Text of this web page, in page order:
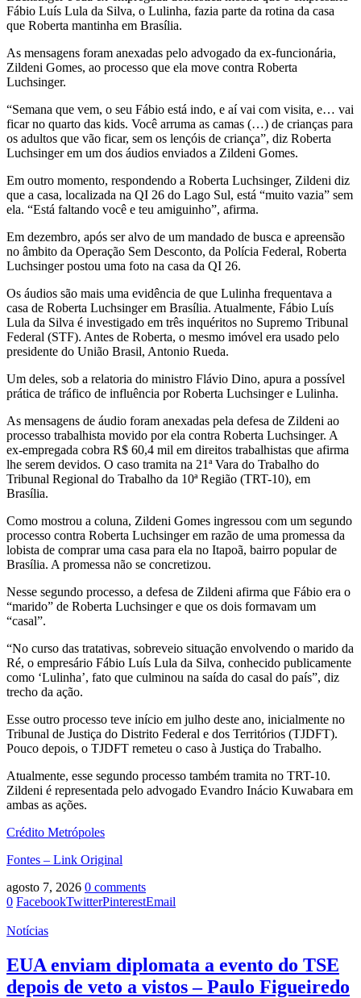
Fábio Luís Lula da Silva, o Lulinha, fazia parte da rotina da casa
que Roberta mantinha em Brasília.
As mensagens foram anexadas pelo advogado da ex-funcionária,
Zildeni Gomes, ao processo que ela move contra Roberta
Luchsinger.
“Semana que vem, o seu Fábio está indo, e aí vai com visita, e… vai
ficar no quarto das kids. Você arruma as camas (…) de crianças para
os adultos que vão ficar, sem os lençóis de criança”, diz Roberta
Luchsinger em um dos áudios enviados a Zildeni Gomes.
Em outro momento, respondendo a Roberta Luchsinger, Zildeni diz
que a casa, localizada na QI 26 do Lago Sul, está “muito vazia” sem
ela. “Está faltando você e teu amiguinho”, afirma.
Em dezembro, após ser alvo de um mandado de busca e apreensão
no âmbito da Operação Sem Desconto, da Polícia Federal, Roberta
Luchsinger postou uma foto na casa da QI 26.
Os áudios são mais uma evidência de que Lulinha frequentava a
casa de Roberta Luchsinger em Brasília. Atualmente, Fábio Luís
Lula da Silva é investigado em três inquéritos no Supremo Tribunal
Federal (STF). Antes de Roberta, o mesmo imóvel era usado pelo
presidente do União Brasil, Antonio Rueda.
Um deles, sob a relatoria do ministro Flávio Dino, apura a possível
prática de tráfico de influência por Roberta Luchsinger e Lulinha.
As mensagens de áudio foram anexadas pela defesa de Zildeni ao
processo trabalhista movido por ela contra Roberta Luchsinger. A
ex-empregada cobra R$ 60,4 mil em direitos trabalhistas que afirma
lhe serem devidos. O caso tramita na 21ª Vara do Trabalho do
Tribunal Regional do Trabalho da 10ª Região (TRT-10), em
Brasília.
Como mostrou a coluna, Zildeni Gomes ingressou com um segundo
processo contra Roberta Luchsinger em razão de uma promessa da
lobista de comprar uma casa para ela no Itapoã, bairro popular de
Brasília. A promessa não se concretizou.
Nesse segundo processo, a defesa de Zildeni afirma que Fábio era o
“marido” de Roberta Luchsinger e que os dois formavam um
“casal”.
“No curso das tratativas, sobreveio situação envolvendo o marido da
Ré, o empresário Fábio Luís Lula da Silva, conhecido publicamente
como ‘Lulinha’, fato que culminou na saída do casal do país”, diz
trecho da ação.
Esse outro processo teve início em julho deste ano, inicialmente no
Tribunal de Justiça do Distrito Federal e dos Territórios (TJDFT).
Pouco depois, o TJDFT remeteu o caso à Justiça do Trabalho.
Atualmente, esse segundo processo também tramita no TRT-10.
Zildeni é representada pelo advogado Evandro Inácio Kuwabara em
ambas as ações.
Crédito Metrópoles
Fontes – Link Original
agosto 7, 2026 0 comments
0 FacebookTwitterPinterestEmail
Notícias
EUA enviam diplomata a evento do TSE
depois de veto a vistos – Paulo Figueiredo